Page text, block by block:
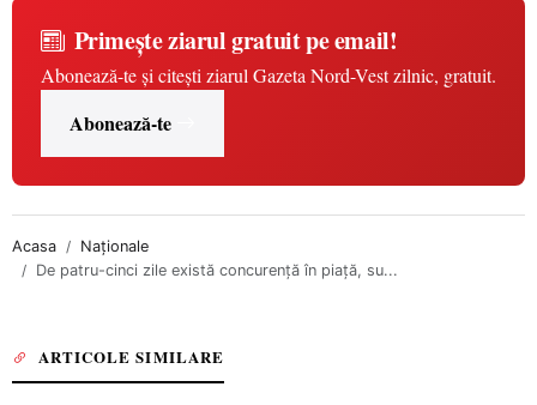
Primește ziarul gratuit pe email!
Abonează-te și citești ziarul Gazeta Nord-Vest zilnic, gratuit.
Abonează-te
Acasa
Naționale
De patru-cinci zile există concurenţă în piaţă, su...
ARTICOLE SIMILARE